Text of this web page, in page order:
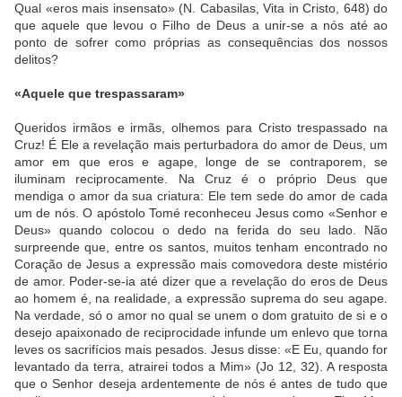
Qual «eros mais insensato» (N. Cabasilas, Vita in Cristo, 648) do
que aquele que levou o Filho de Deus a unir-se a nós até ao
ponto de sofrer como próprias as consequências dos nossos
delitos?
«Aquele que trespassaram»
Queridos irmãos e irmãs, olhemos para Cristo trespassado na
Cruz! É Ele a revelação mais perturbadora do amor de Deus, um
amor em que eros e agape, longe de se contraporem, se
iluminam reciprocamente. Na Cruz é o próprio Deus que
mendiga o amor da sua criatura: Ele tem sede do amor de cada
um de nós. O apóstolo Tomé reconheceu Jesus como «Senhor e
Deus» quando colocou o dedo na ferida do seu lado. Não
surpreende que, entre os santos, muitos tenham encontrado no
Coração de Jesus a expressão mais comovedora deste mistério
de amor. Poder-se-ia até dizer que a revelação do eros de Deus
ao homem é, na realidade, a expressão suprema do seu agape.
Na verdade, só o amor no qual se unem o dom gratuito de si e o
desejo apaixonado de reciprocidade infunde um enlevo que torna
leves os sacrifícios mais pesados. Jesus disse: «E Eu, quando for
levantado da terra, atrairei todos a Mim» (Jo 12, 32). A resposta
que o Senhor deseja ardentemente de nós é antes de tudo que